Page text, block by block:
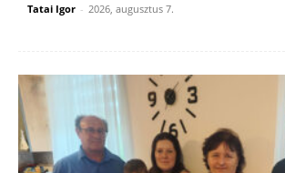
Tatai Igor - 2026, augusztus 7.